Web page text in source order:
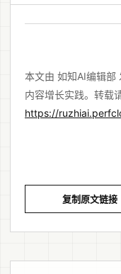
本文由 如知AI编辑部
内容增长实践。转载
https://
复制原文链接